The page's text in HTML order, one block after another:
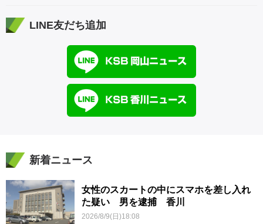
LINE友だち追加
新着ニュース
女性のスカートの中にスマホを差し入れ
た疑い 男を逮捕 香川
2026/8/9(日)18:08